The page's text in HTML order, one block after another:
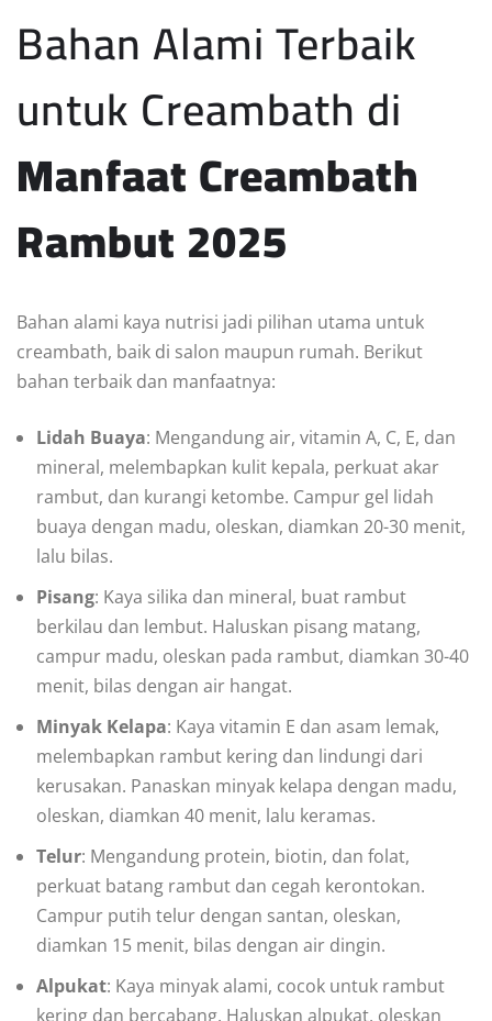
Bahan Alami Terbaik
untuk Creambath di
Manfaat Creambath
Rambut 2025
Bahan alami kaya nutrisi jadi pilihan utama untuk
creambath, baik di salon maupun rumah. Berikut
bahan terbaik dan manfaatnya:
Lidah Buaya: Mengandung air, vitamin A, C, E, dan
mineral, melembapkan kulit kepala, perkuat akar
rambut, dan kurangi ketombe. Campur gel lidah
buaya dengan madu, oleskan, diamkan 20-30 menit,
lalu bilas.
Pisang: Kaya silika dan mineral, buat rambut
berkilau dan lembut. Haluskan pisang matang,
campur madu, oleskan pada rambut, diamkan 30-40
menit, bilas dengan air hangat.
Minyak Kelapa: Kaya vitamin E dan asam lemak,
melembapkan rambut kering dan lindungi dari
kerusakan. Panaskan minyak kelapa dengan madu,
oleskan, diamkan 40 menit, lalu keramas.
Telur: Mengandung protein, biotin, dan folat,
perkuat batang rambut dan cegah kerontokan.
Campur putih telur dengan santan, oleskan,
diamkan 15 menit, bilas dengan air dingin.
Alpukat: Kaya minyak alami, cocok untuk rambut
kering dan bercabang. Haluskan alpukat, oleskan